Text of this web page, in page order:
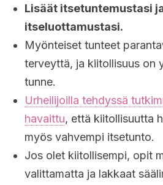
Lisäät itsetuntemustasi
itseluottamustasi.
Myönteiset tunteet
terveyttä, ja kiitollisuus on
tunne.
Urheilijoilla tehdyssä
havaittu, että kiitollisuutta
myös vahvempi itsetunto.
Jos olet kiitollisempi, opit
valittamatta ja lakkaat